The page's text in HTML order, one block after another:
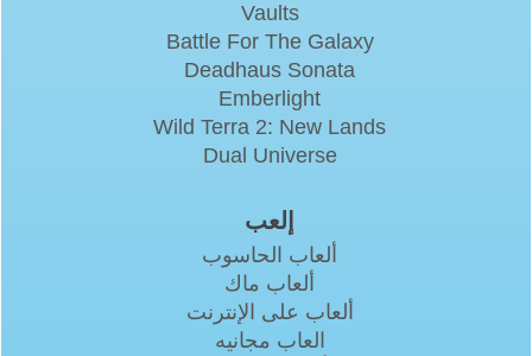
Vaults
Battle For The Galaxy
Deadhaus Sonata
Emberlight
Wild Terra 2: New Lands
Dual Universe
إلعب
ألعاب الحاسوب
ألعاب ماك
ألعاب على الإنترنت
العاب مجانيه